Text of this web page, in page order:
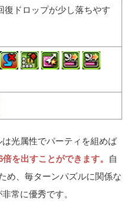
復ドロップが少し落ちやす
光属性でパーティを組めば
を出すことができます。 自
め、毎ターンパズルに関係な
常に優秀です。